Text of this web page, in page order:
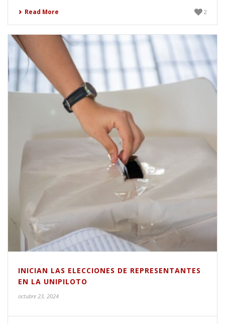
Read More 2
INICIAN LAS ELECCIONES DE REPRESENTANTES
EN LA UNIPILOTO
octubre 23, 2024